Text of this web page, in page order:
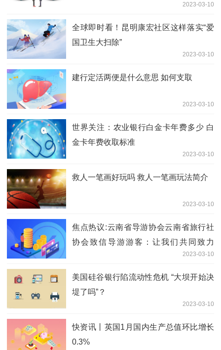
2023-03-10
全球即时看！昆明康宏社区这样落实“爱
国卫生大扫除”
2023-03-10
建行定活两便是什么意思 如何支取
2023-03-10
世界关注：农业银行白金卡年费多少 白
金卡年费收取标准
2023-03-10
救人一笔画好玩吗 救人一笔画玩法简介
2023-03-10
焦点热议:云南省导游协会云南省旅行社
协会致信导游游客：让我们共同致力
2023-03-10
美国硅谷银行陷流动性危机 “大坝开始决
堤了吗”？
2023-03-10
快资讯丨英国1月国内生产总值环比增长
0.3%